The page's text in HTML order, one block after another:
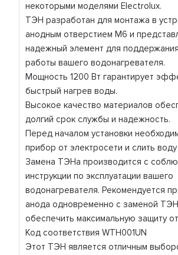
некоторыми моделями Electrolux.
ТЭН разработан для монтажа в
анодным отверстием М6 и
надежный элемент для
работы вашего водонагревателя.
Мощность 1200 Вт гарантирует
быстрый нагрев воды.
Высокое качество материалов
долгий срок службы и надежность.
Перед началом установки
прибор от электросети и слить воду
Замена ТЭНа производится с
инструкции по эксплуатации вашего
водонагревателя. Рекомендуется
анода одновременно с заменой
обеспечить максимальную защиту
Код соответствия WTH001UN
Этот ТЭН является отличным